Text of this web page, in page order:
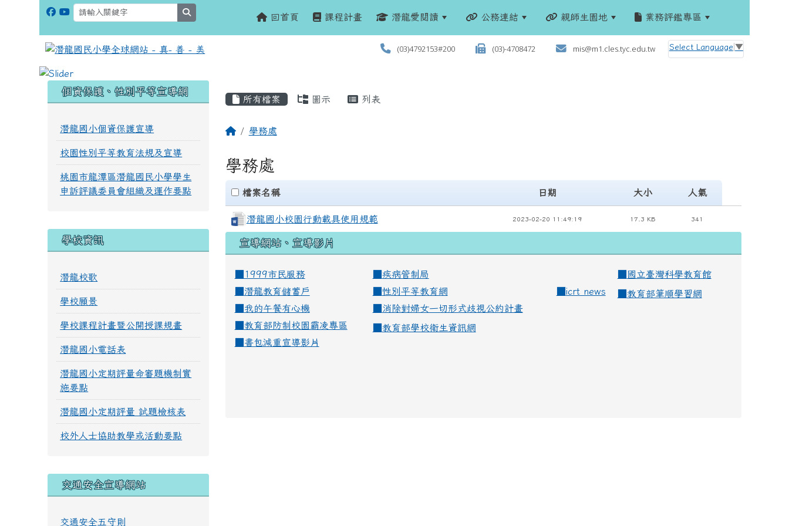
回首頁 課程計畫 潛龍愛閱讀 公務連結 親師生園地 業務評鑑專區
(03)4792153#200 (03)-4708472 mis@m1.cles.tyc.edu.tw Select Language ▼
所有檔案 圖示 列表
學務處
學務處
clickAll
檔案名稱 日期 大小 人氣
潛龍國小校園行動載具使用規範 2023-02-20 11:49:19 17.3 KB 341
宣導網站、宣導影片
■1999市民服務 疾病管制局
國立臺灣科學教育館
潛龍教育儲蓄戶 性別平等教育網 icrt news
教育部筆順學習網
我的午餐有心機
消除對婦女一切形式歧視公約計畫
教育部防制校園霸凌專區
教育部學校衛生資訊網
書包減重宣導影片
個資保護、性別平等宣導網
潛龍國小個資保護宣導
校園性別平等教育法規及宣導
桃園市龍潭區潛龍國民小學學生
申訴評議委員會組織及運作要點
學校資訊
潛龍校歌
學校願景
學校課程計畫暨公開授課規畫
潛龍國小電話表
潛龍國小定期評量命審題機制實
施要點
潛龍國小定期評量 試題檢核表
校外人士協助教學或活動要點
交通安全宣導網站
交通安全五守則